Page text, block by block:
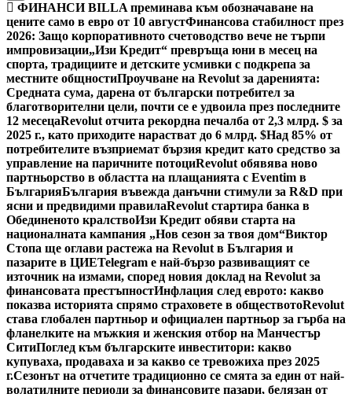
ФИНАНСИ BILLA преминава към обозначаване на
цените само в евро от 10 августФинансова стабилност през
2026: Защо корпоративното счетоводство вече не търпи
импровизации„Изи Кредит“ превръща юни в месец на
спорта, традициите и детските усмивки с подкрепа за
местните общностиПроучване на Revolut за даренията:
Средната сума, дарена от български потребител за
благотворителни цели, почти се е удвоила през последните
12 месецаRevolut отчита рекордна печалба от 2,3 млрд. $ за
2025 г., като приходите нарастват до 6 млрд. $Над 85% от
потребителите възприемат бързия кредит като средство за
управление на паричните потоциRevolut обявява ново
партньорство в областта на плащанията с Eventim в
БългарияБългария въвежда данъчни стимули за R&D при
ясни и предвидими правилаRevolut стартира банка в
Обединеното кралствоИзи Кредит обяви старта на
националната кампания „Нов сезон за твоя дом“Виктор
Стопа ще оглави растежа на Revolut в България и
пазарите в ЦИЕTelegram е най-бързо развиващият се
източник на измами, според новия доклад на Revolut за
финансовата престъпностИнфлация след еврото: какво
показва историята спрямо страховете в обществотоRevolut
става глобален партньор и официален партньор за гърба на
фланелките на мъжкия и женския отбор на Манчестър
СитиПоглед към българските инвеститори: какво
купуваха, продаваха и за какво се тревожиха през 2025
г.Сезонът на отчетите традиционно се смята за един от най-
волатилните периоди за финансовите пазари, белязан от